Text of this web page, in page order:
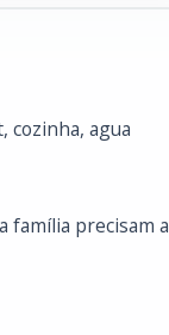
cozinha, agua
família precisam a